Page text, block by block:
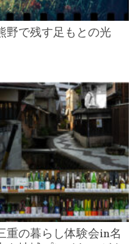
野で残す足もとの光
重の暮らし体験会in名